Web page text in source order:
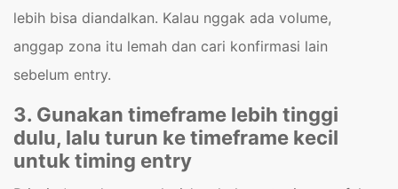
lebih bisa diandalkan. Kalau nggak ada volume,
anggap zona itu lemah dan cari konfirmasi lain
sebelum entry.
3. Gunakan timeframe lebih tinggi
dulu, lalu turun ke timeframe kecil
untuk timing entry